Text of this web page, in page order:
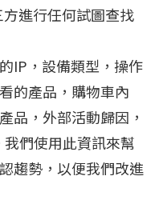
進行任何試圖查找
IP，設備類型，操作
的產品，購物車內
品，外部活動歸因，
們使用此資訊來幫
趨勢，以便我們改進